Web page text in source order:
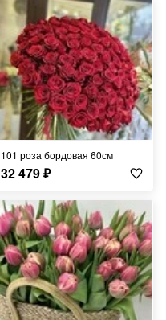
101 роза бордовая 60см
32 479₽